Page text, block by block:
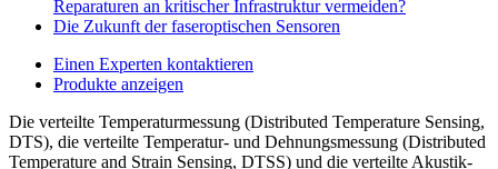
Reparaturen an kritischer Infrastruktur vermeiden?
Die Zukunft der faseroptischen Sensoren
Einen Experten kontaktieren
Produkte anzeigen
Die verteilte Temperaturmessung (Distributed Temperature Sensing,
DTS), die verteilte Temperatur- und Dehnungsmessung (Distributed
Temperature and Strain Sensing, DTSS) und die verteilte Akustik-